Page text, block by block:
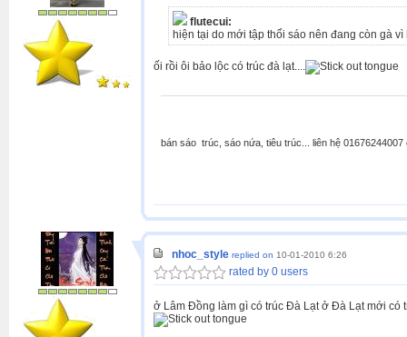
flutecui:
hiện tại do mới tập thổi sáo nên đang còn gà
ối rồi ôi bảo lộc có trúc đà lạt....
bán sáo trúc, sáo nứa, tiêu trúc... liên hệ 01676244007
nhoc_style replied on 10-01-2010 6:26
rated by 0 users
ở Lâm Đồng làm gì có trúc Đà Lạt ở Đà Lạt mới có